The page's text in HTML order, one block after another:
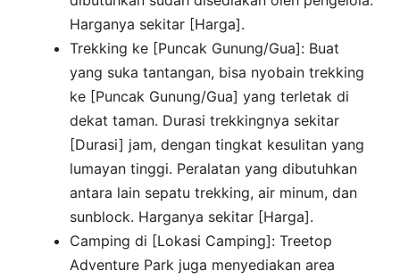
Harganya sekitar [Harga].
Trekking ke [Puncak Gunung/Gua]: Buat
yang suka tantangan, bisa nyobain trekking
ke [Puncak Gunung/Gua] yang terletak di
dekat taman. Durasi trekkingnya sekitar
[Durasi] jam, dengan tingkat kesulitan yang
lumayan tinggi. Peralatan yang dibutuhkan
antara lain sepatu trekking, air minum, dan
sunblock. Harganya sekitar [Harga].
Camping di [Lokasi Camping]: Treetop
Adventure Park juga menyediakan area